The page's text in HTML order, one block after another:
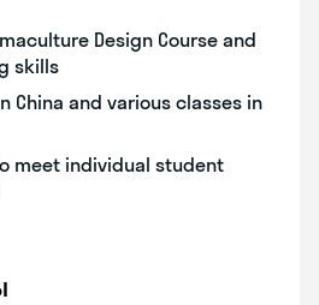
Design Course and
skills
China and various classes in
meet individual student